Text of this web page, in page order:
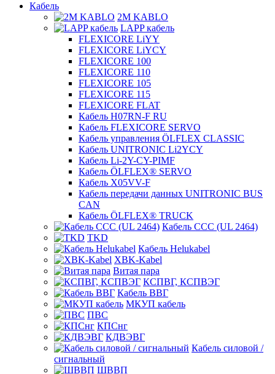
Кабель
2M KABLO
LAPP кабель
FLEXICORE LiYY
FLEXICORE LiYCY
FLEXICORE 100
FLEXICORE 110
FLEXICORE 105
FLEXICORE 115
FLEXICORE FLAT
Кабель H07RN-F RU
Кабель FLEXICORE SERVO
Кабель управления ÖLFLEX CLASSIC
Кабель UNITRONIC Li2YCY
Кабель Li-2Y-CY-PIMF
Кабель ÖLFLEX® SERVO
Кабель X05VV-F
Кабель передачи данных UNITRONIC BUS
CAN
Кабель ÖLFLEX® TRUCK
Кабель CCC (UL 2464)
TKD
Кабель Helukabel
XBK-Kabel
Витая пара
КСПВГ, КСПВЭГ
Кабель ВВГ
МКУП кабель
ПВС
КПСнг
КДВЭВГ
Кабель силовой /
сигнальный
ШВВП